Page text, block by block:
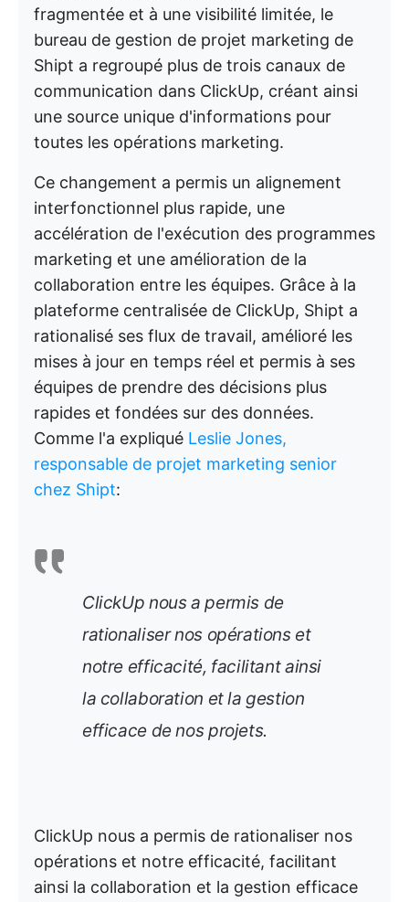
fragmentée et à une visibilité limitée, le
bureau de gestion de projet marketing de
Shipt a regroupé plus de trois canaux de
communication dans ClickUp, créant ainsi
une source unique d'informations pour
toutes les opérations marketing.
Ce changement a permis un alignement
interfonctionnel plus rapide, une
accélération de l'exécution des programmes
marketing et une amélioration de la
collaboration entre les équipes. Grâce à la
plateforme centralisée de ClickUp, Shipt a
rationalisé ses flux de travail, amélioré les
mises à jour en temps réel et permis à ses
équipes de prendre des décisions plus
rapides et fondées sur des données.
Comme l'a expliqué Leslie Jones,
responsable de projet marketing senior
chez Shipt:
ClickUp nous a permis de
rationaliser nos opérations et
notre efficacité, facilitant ainsi
la collaboration et la gestion
efficace de nos projets.
ClickUp nous a permis de rationaliser nos
opérations et notre efficacité, facilitant
ainsi la collaboration et la gestion efficace